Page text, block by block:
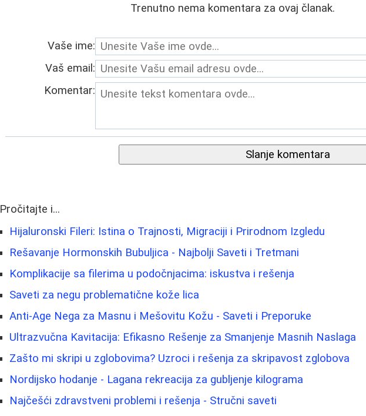
Trenutno nema komentara za ovaj članak.
Vaše ime:
Vaš email:
Komentar:
Slanje komentara
Pročitajte i...
Hijaluronski Fileri: Istina o Trajnosti, Migraciji i Prirodnom Izgledu
Rešavanje Hormonskih Bubuljica - Najbolji Saveti i Tretmani
Komplikacije sa filerima u podočnjacima: iskustva i rešenja
Saveti za negu problematične kože lica
Anti-Age Nega za Masnu i Mešovitu Kožu - Saveti i Preporuke
Ultrazvučna Kavitacija: Efikasno Rešenje za Smanjenje Masnih Naslaga
Zašto mi skripi u zglobovima? Uzroci i rešenja za skripavost zglobova
Nordijsko hodanje - Lagana rekreacija za gubljenje kilograma
Najčešći zdravstveni problemi i rešenja - Stručni saveti